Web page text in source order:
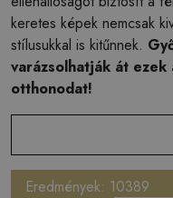
keretes képek nemcsak
stílusukkal is kitűnnek.
varázsolhatják át
otthonodat!
Eredmények: 10389